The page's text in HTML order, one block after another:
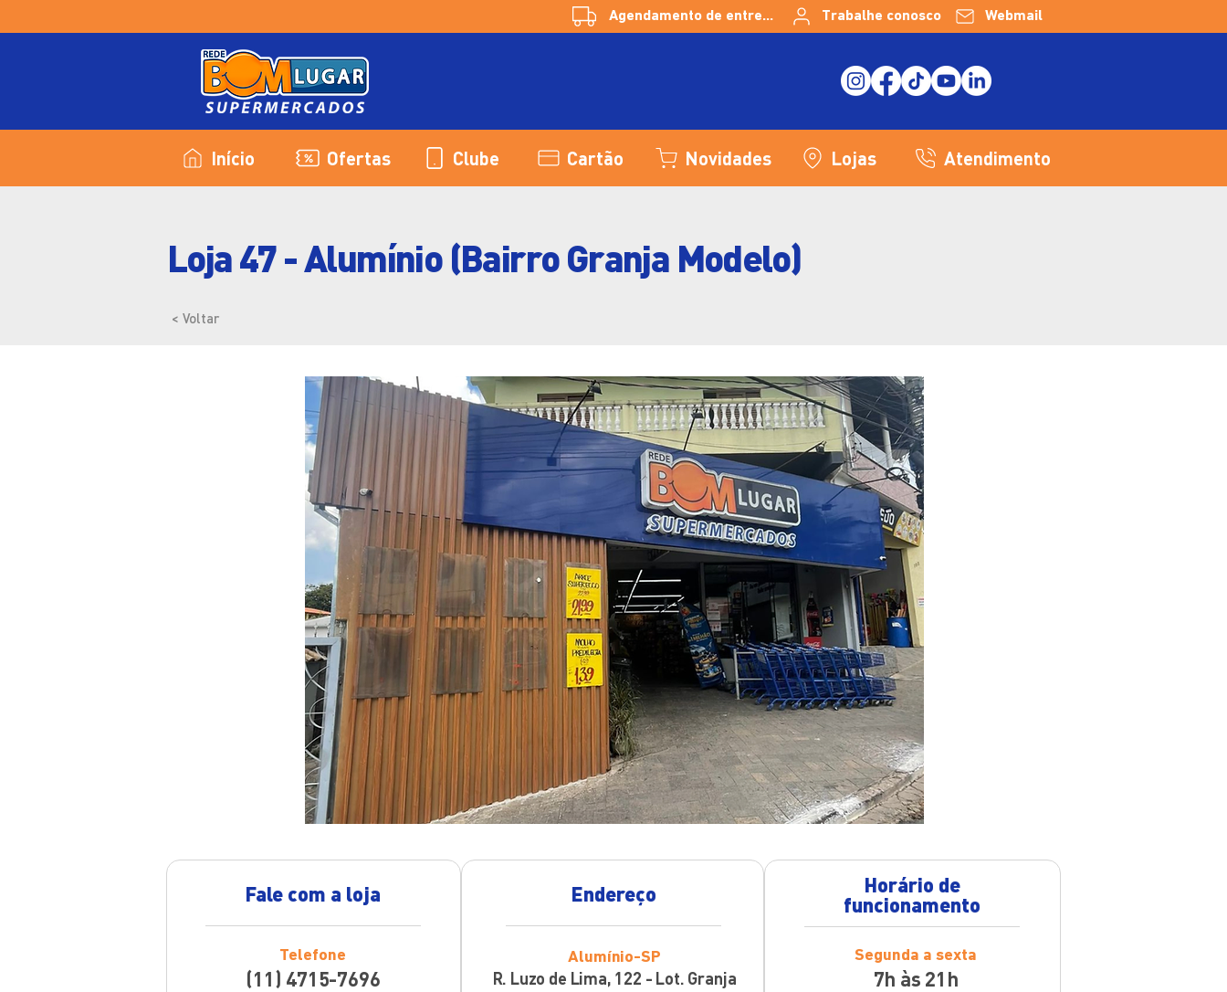
Agendamento de entregas Trabalhe conosco Webmail
Início Ofertas Clube Cartão Novidades Lojas Atendimento
Loja 47 - Alumínio (Bairro Granja Modelo)
< Voltar
Fale com a loja
Telefone
(11) 4715-7696
Endereço
Alumínio-SP
R. Luzo de Lima, 122 - Lot. Granja
Horário de
funcionamento
Segunda a sexta
7h às 21h